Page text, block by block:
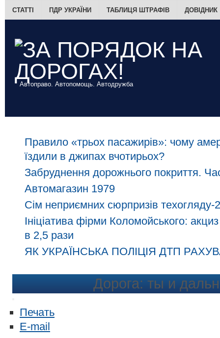
Автоправо. Автопомощь. Автодружба
СТАТТІ ПДР УКРАЇНИ ТАБЛИЦЯ ШТРАФІВ ДОВІДНИК
Правило «трьох пасажирів»: чому
їздили в джипах вчотирьох?
Забруднення дорожнього покриття.
Автомагазин 1979
Сім неприємних сюрпризів техогляду-
Ініціатива фірми Коломойського:
в 2,5 рази
ЯК УКРАЇНСЬКА ПОЛІЦІЯ ДТП
Дорога: ты и
Печать
E-mail